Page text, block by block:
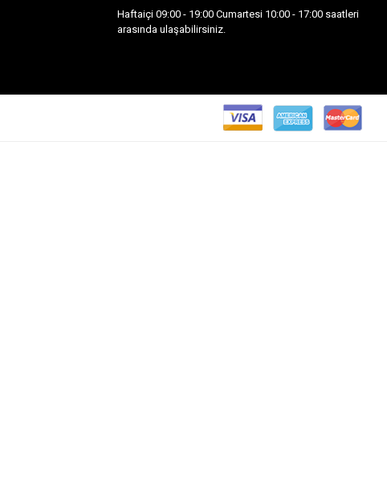
Haftaiçi 09:00 - 19:00 Cumartesi 10:00 - 17:00 saatleri
arasında ulaşabilirsiniz.